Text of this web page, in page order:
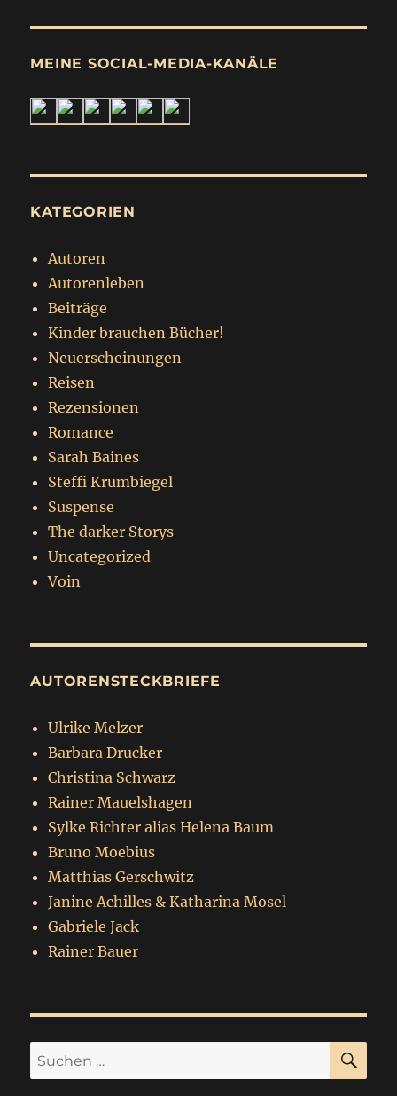
MEINE SOCIAL-MEDIA-KANÄLE
KATEGORIEN
Autoren
Autorenleben
Beiträge
Kinder brauchen Bücher!
Neuerscheinungen
Reisen
Rezensionen
Romance
Sarah Baines
Steffi Krumbiegel
Suspense
The darker Storys
Uncategorized
Voin
AUTORENSTECKBRIEFE
Ulrike Melzer
Barbara Drucker
Christina Schwarz
Rainer Mauelshagen
Sylke Richter alias Helena Baum
Bruno Moebius
Matthias Gerschwitz
Janine Achilles & Katharina Mosel
Gabriele Jack
Rainer Bauer
Suchen
nach: